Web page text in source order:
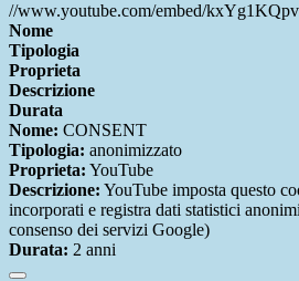
//www.youtube.com/embed/
Nome
Tipologia
Proprieta
Descrizione
Durata
Nome: CONSENT
Tipologia: anonimizzato
Proprieta: YouTube
Descrizione: YouTube imposta questo
incorporati e registra dati statistici
consenso dei servizi Google)
Durata: 2 anni